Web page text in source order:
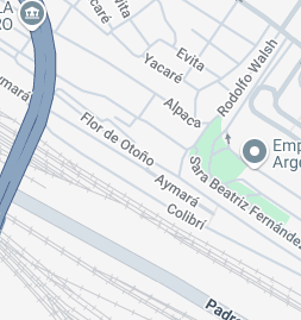
por 14 personas, de